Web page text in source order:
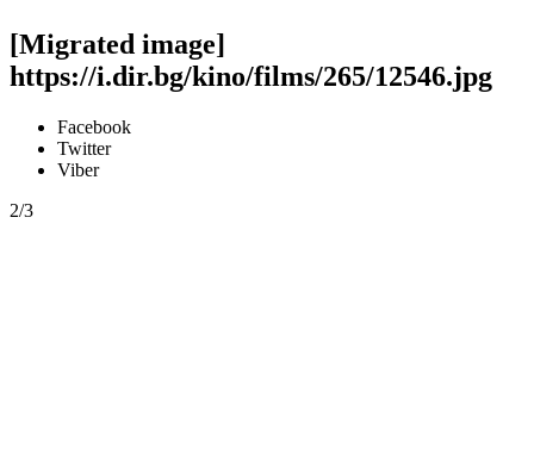
[Migrated image]
https://i.dir.bg/kino/films/265/12546.jpg
Facebook
Twitter
Viber
2/3